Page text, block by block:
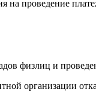
на проведение
физлиц и
организации